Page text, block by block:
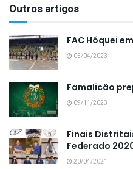
Outros artigos
FAC Hóquei
05/04/2023
Famalicão
09/11/2023
Finais
Federado
20/04/2021